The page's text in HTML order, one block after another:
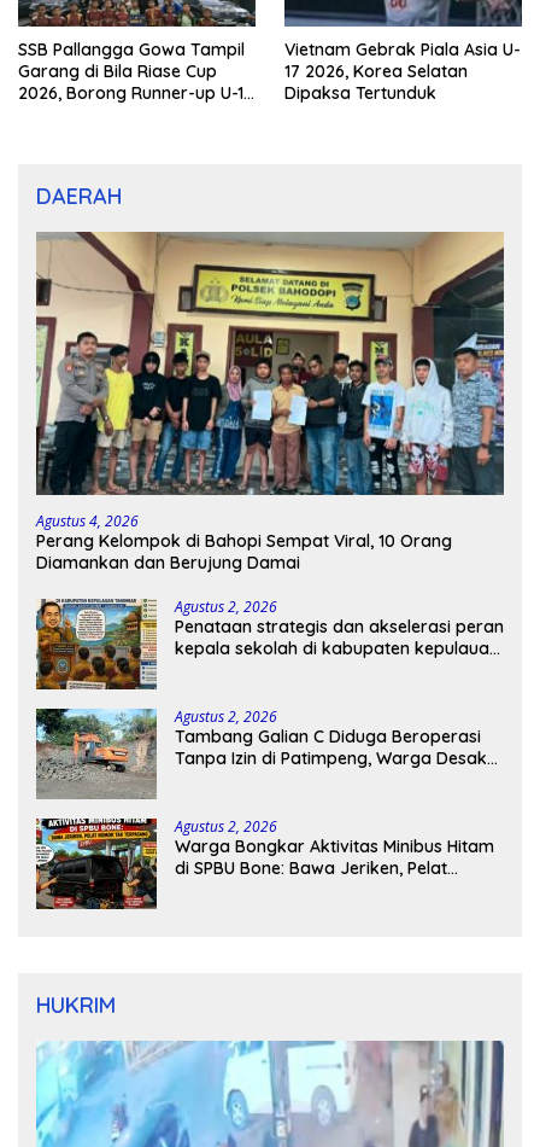
SSB Pallangga Gowa Tampil
Garang di Bila Riase Cup
2026, Borong Runner-up U-10
Vietnam Gebrak Piala Asia U-
17 2026, Korea Selatan
Dipaksa Tertunduk
DAERAH
Agustus 4, 2026
Perang Kelompok di Bahopi Sempat Viral, 10 Orang
Diamankan dan Berujung Damai
Agustus 2, 2026
Penataan strategis dan akselerasi peran
kepala sekolah di kabupaten kepulauan
Agustus 2, 2026
Tambang Galian C Diduga Beroperasi
Tanpa Izin di Patimpeng, Warga Desak
Agustus 2, 2026
Warga Bongkar Aktivitas Minibus Hitam
di SPBU Bone: Bawa Jeriken, Pelat
HUKRIM